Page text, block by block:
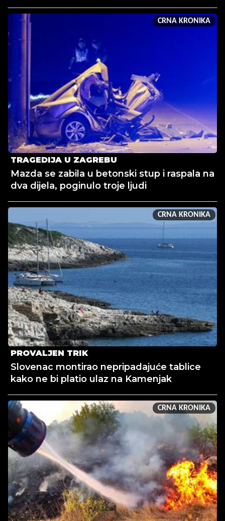
CRNA KRONIKA
TRAGEDIJA U ZAGREBU
Mazda se zabila u betonski stup i raspala na
dva dijela, poginulo troje ljudi
CRNA KRONIKA
PROVALJEN TRIK
Slovenac montirao nepripadajuće tablice
kako ne bi platio ulaz na Kamenjak
CRNA KRONIKA